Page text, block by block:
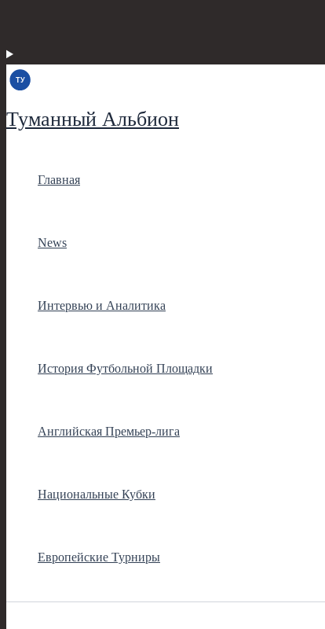
Туманный Альбион
Главная
News
Интервью и Аналитика
История Футбольной Площадки
Английская Премьер-лига
Национальные Кубки
Европейские Турниры